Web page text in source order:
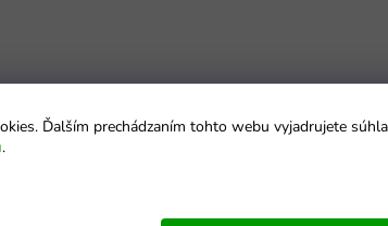
Ďalším prechádzaním tohto webu vyjadrujete
.